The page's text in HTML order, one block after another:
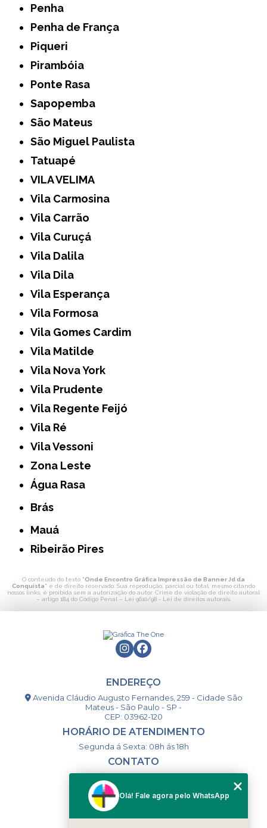
Penha
Penha de França
Piqueri
Pirambóia
Ponte Rasa
Sapopemba
São Mateus
São Miguel Paulista
Tatuapé
VILA VELIMA
Vila Carmosina
Vila Carrão
Vila Curuçá
Vila Dalila
Vila Dila
Vila Esperança
Vila Formosa
Vila Gomes Cardim
Vila Matilde
Vila Nova York
Vila Prudente
Vila Regente Feijó
Vila Ré
Vila Vessoni
Zona Leste
Água Rasa
Brás
Mauá
Ribeirão Pires
O conteúdo do texto "Onde Encontro Gráfica Impressão de Banner Jd da
Conquista" é de direito reservado. Sua reprodução, parcial ou total, mesmo citando
nossos links, é proibida sem a autorização do autor. Crime de violação de direito autoral
– artigo 184 do Código Penal – Lei 9610/98 - Lei de direitos autorais.
ENDEREÇO
Avenida Cláudio Augusto Fernandes, 259 - Cidade São
Mateus - São Paulo - SP -
CEP: 03962-120
HORÁRIO DE ATENDIMENTO
Segunda á Sexta: 08h ás 18h
CONTATO
(11) 98993-9556
togsm1@gmail.com
Olá! Fale agora pelo WhatsApp